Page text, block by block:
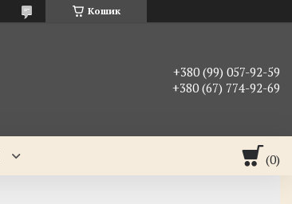
Кошик
+380 (99) 057-92-59
+380 (67) 774-92-69